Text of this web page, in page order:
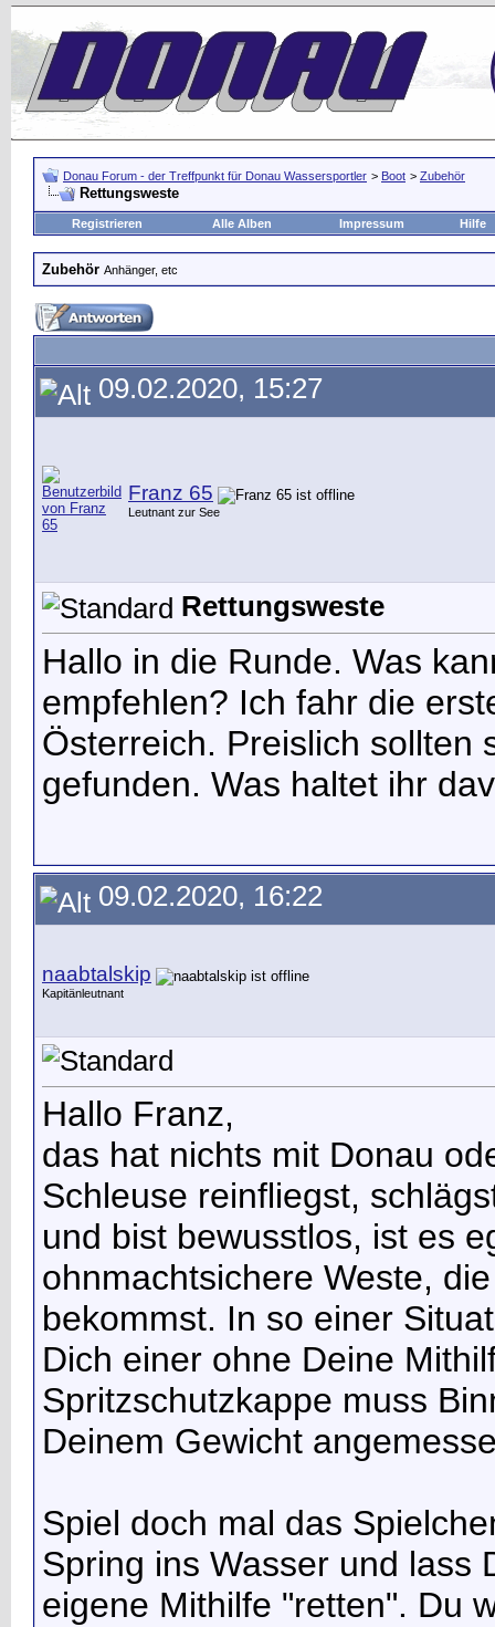
Donau Forum - der Treffpunkt für Donau Wassersportler > Boot > Zubehör
Rettungsweste
Registrieren Alle Alben Impressum Hilfe
Zubehör Anhänger, etc
09.02.2020, 15:27
Franz 65
Leutnant zur See
Rettungsweste
Hallo in die Runde. Was
empfehlen? Ich fahr die
Österreich. Preislich sollten
gefunden. Was haltet ihr
09.02.2020, 16:22
naabtalskip
Kapitänleutnant
Hallo Franz,
das hat nichts mit Donau
Schleuse reinfliegst,
und bist bewusstlos, ist es
ohnmachtsichere Weste,
bekommst. In so einer
Dich einer ohne Deine
Spritzschutzkappe muss
Deinem Gewicht
Spiel doch mal das
Spring ins Wasser und lass
eigene Mithilfe "retten". Du